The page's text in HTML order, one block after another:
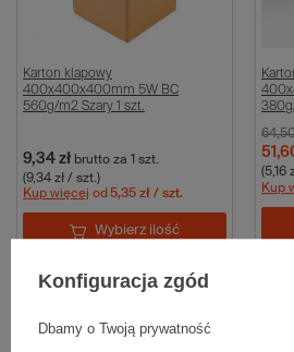
Karton klapowy
400x400x400mm 5W BC
560g/m2 Szary 1 szt.
9,34 zł brutto za 1 szt.
(9,34 zł / szt.)
Kup więcej od 5,35 zł / szt.
Zapisz
Wybierz ilość
(5,16
Kup
Konfiguracja zgód
Dbamy o Twoją prywatność